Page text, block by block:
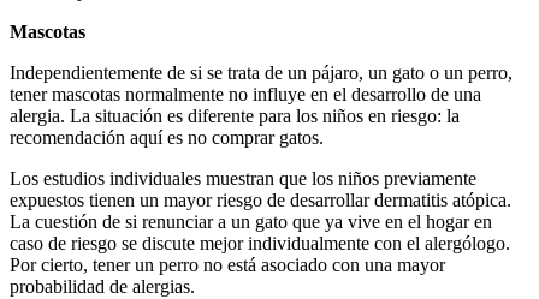
Mascotas
Independientemente de si se trata de un pájaro, un gato o un perro,
tener mascotas normalmente no influye en el desarrollo de una
alergia. La situación es diferente para los niños en riesgo: la
recomendación aquí es no comprar gatos.
Los estudios individuales muestran que los niños previamente
expuestos tienen un mayor riesgo de desarrollar dermatitis atópica.
La cuestión de si renunciar a un gato que ya vive en el hogar en
caso de riesgo se discute mejor individualmente con el alergólogo.
Por cierto, tener un perro no está asociado con una mayor
probabilidad de alergias.